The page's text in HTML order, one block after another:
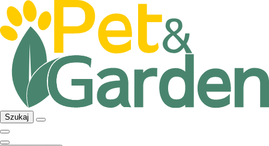
Szukaj